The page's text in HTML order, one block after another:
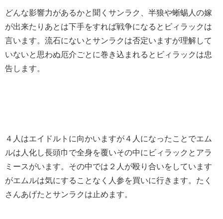
どんな影響力があるかと聞くサンラク、半狼や蜥蜴人の嫁
が出来たりあとは下手をすれば戦争になるとビィラックは
言います。流石にないとサンラクは否定いますが理解して
いないと思わぬ厄介ごとに巻き込まれるとビィラックは忠
告します。
４人はエイドルトに向かいますが４人になったことでエム
ルは人化し長頭巾で全身を覆いその中にビィラックとアラ
ミースがいます。その中では２人が殴り合いをしています
がエムルは気にすることなく人参を買いに行きます。たく
さんあげたとサンラクは止めます。